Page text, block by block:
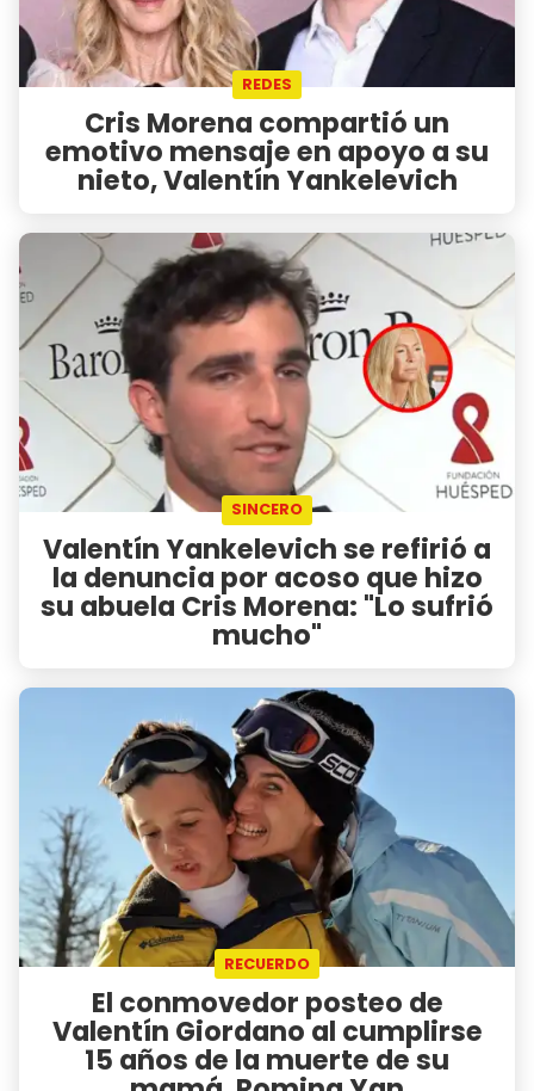
REDES
Cris Morena compartió un
emotivo mensaje en apoyo a su
nieto, Valentín Yankelevich
SINCERO
Valentín Yankelevich se refirió a
la denuncia por acoso que hizo
su abuela Cris Morena: "Lo sufrió
mucho"
RECUERDO
El conmovedor posteo de
Valentín Giordano al cumplirse
15 años de la muerte de su